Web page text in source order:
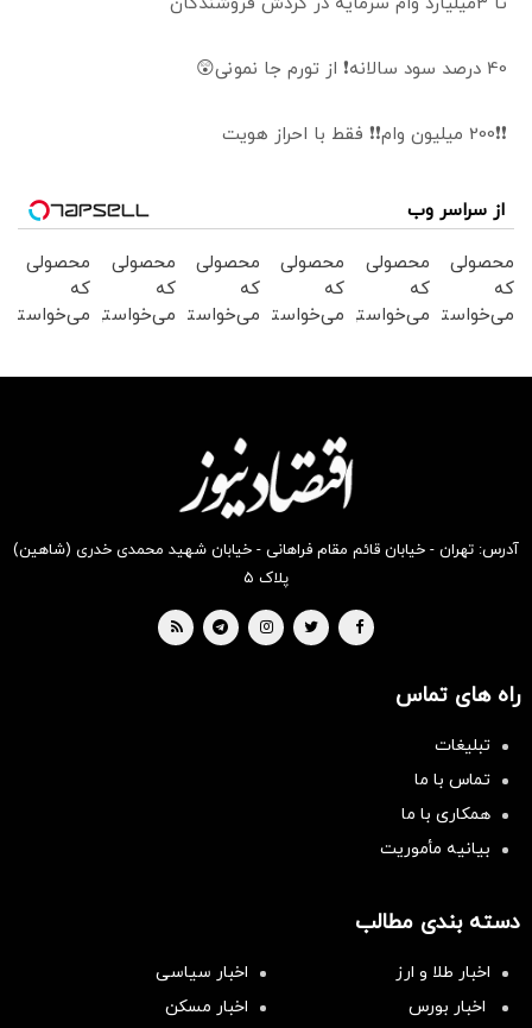
40 درصد سود سالانه❗ از تورم جا نمونی😲
❗❗200 میلیون وام❗❗ فقط با احراز هویت
از سراسر وب
محصولی
که
می‌خواستی
محصولی
که
می‌خواستی
محصولی
که
می‌خواستی
بخر !
محصولی
که
می‌خواستی
بخر !
محصولی
که
می‌خواستی
محصولی
که
می‌خواستی
آدرس: تهران - خیابان قائم مقام فراهانی - خیابان شهید محمدی خدری (شاهین)
پلاک ۵
راه های تماس
تبلیغات
تماس با ما
همکاری با ما
بیانیه مأموریت
دسته بندی مطالب
اخبار طلا و ارز
اخبار سیاسی
اخبار بورس
اخبار مسکن